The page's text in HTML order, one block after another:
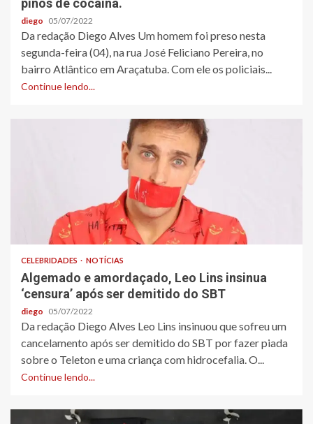
pinos de cocaína.
diego 05/07/2022
Da redação Diego Alves Um homem foi preso nesta
segunda-feira (04), na rua José Feliciano Pereira, no
bairro Atlântico em Araçatuba. Com ele os policiais...
Continue lendo...
CELEBRIDADES NOTÍCIAS
Algemado e amordaçado, Leo Lins insinua
‘censura’ após ser demitido do SBT
diego 05/07/2022
Da redação Diego Alves Leo Lins insinuou que sofreu um
cancelamento após ser demitido do SBT por fazer piada
sobre o Teleton e uma criança com hidrocefalia. O...
Continue lendo...